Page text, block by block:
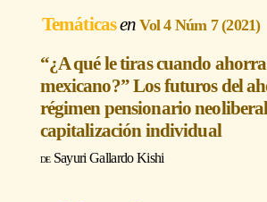
Temáticas Vol 4 Núm 7 (2021)
“¿A qué le tiras cuando
mexicano?” Los futuros del
régimen pensionario
capitalización individual
Sayuri Gallardo Kishi